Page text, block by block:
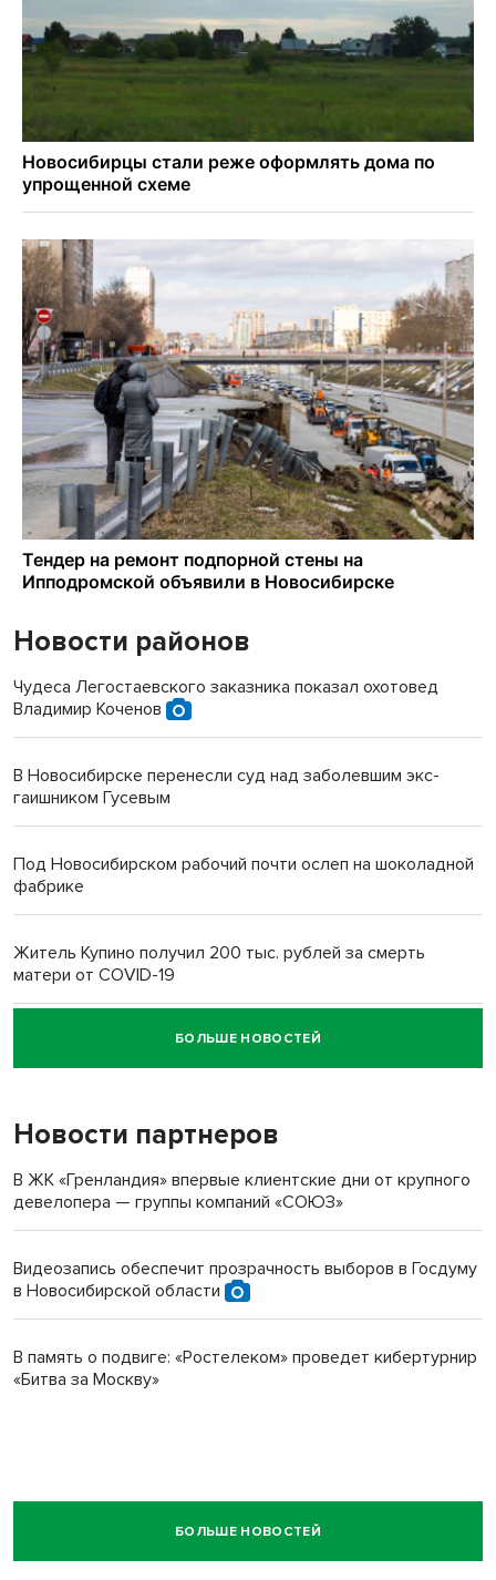
Новости районов
Чудеса Легостаевского заказника показал охотовед
Владимир Коченов
В Новосибирске перенесли суд над заболевшим экс-
гаишником Гусевым
Под Новосибирском рабочий почти ослеп на шоколадной
фабрике
Житель Купино получил 200 тыс. рублей за смерть
матери от COVID-19
Новосибирский суд наказал водителя за смерть
пенсионерки на вокзале
БОЛЬШЕ НОВОСТЕЙ
Новости партнеров
В ЖК «Гренландия» впервые клиентские дни от крупного
девелопера — группы компаний «СОЮЗ»
Видеозапись обеспечит прозрачность выборов в Госдуму
в Новосибирской области
В память о подвиге: «Ростелеком» проведет кибертурнир
«Битва за Москву»
БОЛЬШЕ НОВОСТЕЙ